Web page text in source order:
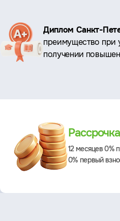
Ключевые
Диплом Санкт-
преимущество при
получении
12 месяцев 0%
0% первый